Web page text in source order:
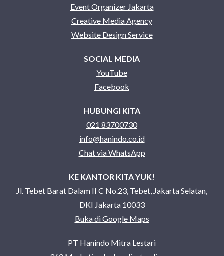
Event Organizer Jakarta
Creative Media Agency
Website Design Service
SOCIAL MEDIA
YouTube
Facebook
HUBUNGI KITA
021 83700730
info@hanindo.co.id
Chat via WhatsApp
KE KANTOR KITA YUK!
Jl. Tebet Barat Dalam II C No.23, Tebet, Jakarta Selatan,
DKI Jakarta 10033
Buka di Google Maps
PT Hanindo Mitra Lestari